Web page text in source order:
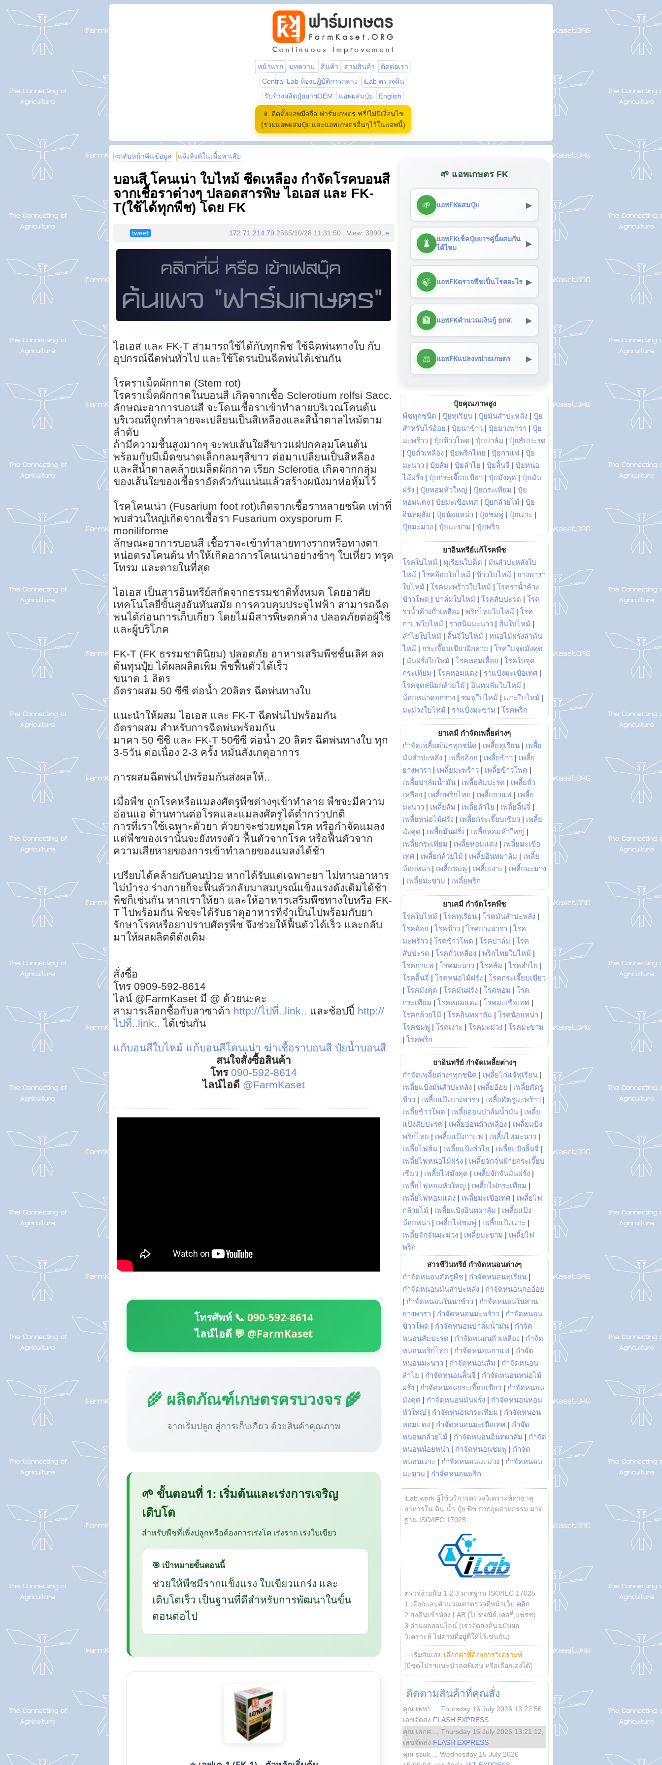
หน้าแรก บทความ สินค้า ตามสินค้า
ติดต่อเรา
Central Lab ห้องปฏิบัติการกลาง
iLab ตรวจดิน
รับจ้างผลิตปุ๋ยยาฯOEM
แอพผสมปุ๋ย English
📱 ติดตั้งแอพมือถือ ฟาร์มเกษตร ฟรี!ไม่มีเงื่อนไข
(รวมแอพผสมปุ๋ย และแอพเกษตรอื่นๆไว้ในแอพนี้)
<กลับหน้าค้นข้อมูล แจ้งลิงค์ในเนื้อหาเสีย
บอนสี โคนเน่า ใบไหม้ ซีดเหลือง กำจัดโรคบอนสี
จากเชื้อราต่างๆ ปลอดสารพิษ ไอเอส และ FK-
T(ใช้ได้ทุกพืช) โดย FK
tweet 172.71.214.79 2565/10/28 11:31:50 , View: 3990, e
ไอเอส และ FK-T สามารถใช้ได้กับทุกพืช ใช้ฉีดพ่นทางใบ กับ
อุปกรณ์ฉีดพ่นทั่วไป และใช้โดรนบินฉีดพ่นได้เช่นกัน
โรคราเม็ดผักกาด (Stem rot)
โรคราเม็ดผักกาดในบอนสี เกิดจากเชื้อ Sclerotium rolfsi Sacc.
ลักษณะอาการบอนสี จะโดนเชื้อราเข้าทำลายบริเวณโคนต้น
บริเวณที่ถูกทำลายจะเปลี่ยนเป็นสีเหลืองและสีน้ำตาลไหม้ตาม
ลำดับ
ถ้ามีความชื้นสูงมากๆ จะพบเส้นใยสีขาวแผ่ปกคลุมโคนต้น
พร้อมกับมีเม็ดขนาดเล็กกลมๆสีขาว ต่อมาเปลี่ยนเป็นสีหลือง
และสีน้ำตาลคล้ายเมล็ดผักกาด เรียก Sclerotia เกิดจากกลุ่ม
ของเส้นใยของเชื้อราอัดตัวกันแน่นแล้วสร้างผนังมาห่อหุ้มไว้
โรคโคนเน่า (Fusarium foot rot)เกิดจากเชื้อราหลายชนิด เท่าที่
พบส่วนใหญ่เกิดจากเชื้อรา Fusarium oxysporum F.
moniliforme
ลักษณะอาการบอนสี เชื้อราจะเข้าทำลายทางรากหรือทางตา
หน่อตรงโคนต้น ทำให้เกิดอาการโคนเน่าอย่างช้าๆ ใบเหี่ยว ทรุด
โทรม และตายในที่สุด
ไอเอส เป็นสารอินทรีย์สกัดจากธรรมชาติทั้งหมด โดยอาศัย
เทคโนโลยีขั้นสูงอันทันสมัย การควบคุมประจุไฟฟ้า สามารถฉีด
พ่นได้ก่อนการเก็บเกี่ยว โดยไม่มีสารพิษตกค้าง ปลอดภัยต่อผู้ใช้
และผู้บริโภค
FK-T (FK ธรรมชาตินิยม) ปลอดภัย อาหารเสริมพืชชั้นเลิศ ลด
ต้นทุนปุ๋ย ได้ผลผลิตเพิ่ม พืชฟื้นตัวได้เร็ว
ขนาด 1 ลิตร
อัตราผสม 50 ซีซี ต่อน้ำ 20ลิตร ฉีดพ่นทางใบ
แนะนำให้ผสม ไอเอส และ FK-T ฉีดพ่นไปพร้อมกัน
อัตราผสม สำหรับการฉีดพ่นพร้อมกัน
มาคา 50 ซีซี และ FK-T 50ซีซี ต่อน้ำ 20 ลิตร ฉีดพ่นทางใบ ทุก
3-5วัน ต่อเนื่อง 2-3 ครั้ง หมั่นสังเกตุอาการ
การผสมฉีดพ่นไปพร้อมกันส่งผลให้..
เมื่อพืช ถูกโรคหรือแมลงศัตรูพืชต่างๆเข้าทำลาย พืชจะมีความ
อ่อนแอ ต้านทานต่อโรคและแมลงศัตรูได้ต่ำกว่าปกติ
การที่เราใช้เฉพาะตัวยา ตัวยาจะช่วยหยุดโรค หรือกำจัดแมลง
แต่พืชของเรานั้นจะยังทรงตัว ฟื้นตัวจากโรค หรือฟื้นตัวจาก
ความเสียหายของการเข้าทำลายของแมลงได้ช้า
เปรียบได้คล้ายกับคนป่วย หากได้รับแต่เฉพาะยา ไม่ทานอาหาร
ไม่บำรุง ร่างกายก็จะฟื้นตัวกลับมาสมบูรณ์แข็งแรงดังเดิมได้ช้า
พืชก็เช่นกัน หากเราให้ยา และให้อาหารเสริมพืชทางใบหรือ FK-
T ไปพร้อมกัน พืชจะได้รับธาตุอาหารที่จำเป็นไปพร้อมกับยา
รักษาโรคหรือยาปราบศัตรูพืช จึงช่วยให้ฟื้นตัวได้เร็ว และกลับ
มาให้ผลผลิตดีดังเดิม
สั่งซื้อ
โทร 0909-592-8614
ไลน์ @FarmKaset มี @ ด้วยนะคะ
สามารเลือกซื้อกับลาซาด้า http://ไปที่..link.. และช้อปปี้ http://
ไปที่..link.. ได้เช่นกัน
แก้บอนสีใบไหม้ แก้บอนสีโคนเน่า ฆ่าเชื้อราบอนสี ปุ๋ยน้ำบอนสี
สนใจสั่งซื้อสินค้า
โทร 090-592-8614
ไลน์ไอดี @FarmKaset
โทรศัพท์ 📞 090-592-8614
ไลน์ไอดี 💬 @FarmKaset
🌾 ผลิตภัณฑ์เกษตรครบวงจร 🌾
จากเริ่มปลูก สู่การเก็บเกี่ยว ด้วยสินค้าคุณภาพ
🌱 ขั้นตอนที่ 1: เริ่มต้นและเร่งการเจริญ
เติบโต
สำหรับพืชที่เพิ่งปลูกหรือต้องการเร่งโต เร่งราก เร่งใบเขียว
🎯 เป้าหมายขั้นตอนนี้
ช่วยให้พืชมีรากแข็งแรง ใบเขียวแกร่ง และ
เติบโตเร็ว เป็นฐานที่ดีสำหรับการพัฒนาในขั้น
ตอนต่อไป
🌱 แอพเกษตร FK
🌱 แอพFKผสมปุ๋ย ▶
🐛
แอพFKเช็คปุ๋ยยาฯคู่นี้ผสมกัน
ได้ไหม
▶
🍃 แอพFKตรวจพืชเป็นโรคอะไร ▶
🏦 แอพFKคำนวณเงินกู้ ธกส. ▶
⚖️ แอพFKแปลงหน่วยเกษตร ▶
ปุ๋ยคุณภาพสูง
พืชทุกชนิด | ปุ๋ยทุเรียน | ปุ๋ยมันสำปะหลัง | ปุ๋ย
สำหรับไร่อ้อย | ปุ๋ยนาข้าว | ปุ๋ยยางพารา | ปุ๋ย
มะพร้าว | ปุ๋ยข้าวโพด | ปุ๋ยปาล์ม | ปุ๋ยสับปะรด
| ปุ๋ยถั่วเหลือง | ปุ๋ยพริกไทย | ปุ๋ยกาแฟ | ปุ๋ย
มะนาว | ปุ๋ยส้ม | ปุ๋ยลำไย | ปุ๋ยลิ้นจี่ | ปุ๋ยหน่อ
ไม้ฝรั่ง | ปุ๋ยกระเจี๊ยบเขียว | ปุ๋ยมังคุด | ปุ๋ยมัน
ฝรั่ง | ปุ๋ยหอมหัวใหญ่ | ปุ๋ยกระเทียม | ปุ๋ย
หอมแดง | ปุ๋ยมะเขือเทศ | ปุ๋ยกล้วยไม้ | ปุ๋ย
อินทผลัม | ปุ๋ยน้อยหน่า | ปุ๋ยชมพู่ | ปุ๋ยเงาะ |
ปุ๋ยมะม่วง | ปุ๋ยมะขาม | ปุ๋ยพริก
ยาอินทรีย์แก้โรคพืช
โรคใบไหม้ | ทุเรียนใบติด | มันสำปะหลังใบ
ไหม้ | โรคอ้อยใบไหม้ | ข้าวใบไหม้ | ยางพารา
ใบไหม้ | โรคมะพร้าวใบไหม้ | โรคราน้ำค้าง
ข้าวโพด | ปาล์มใบไหม้ | โรคสับปะรด | โรค
ราน้ำค้างถั่วเหลือง | พริกไทยใบไหม้ | โรค
กาแฟใบไหม้ | ราสนิมมะนาว | ส้มใบไหม้ |
ลำไยใบไหม้ | ลิ้นจี่ใบไหม้ | หน่อไม้ฝรั่งลำต้น
ไหม้ | กระเจี๊ยบเขียวฝักลาย | โรคใบจุดมังคุด
| มันฝรั่งใบใหม้ | โรคหอมเลื้อย | โรคใบจุด
กระเทียม | โรคหอมแดง | ราแป้งมะเขือเทศ |
โรคจุดสนิมกล้วยไม้ | อินทผลัมใบไหม้ |
น้อยหน่าดอกร่วง | ชมพู่ใบไหม้ | เงาะใบไหม้ |
มะม่วงใบไหม้ | ราแป้งมะขาม | โรคพริก
ยาเคมี กำจัดเพลี้ยต่างๆ
กำจัดเพลี้ยต่างๆทุกชนิด | เพลี้ยทุเรียน | เพลี้ย
มันสำปะหลัง | เพลี้ยอ้อย | เพลี้ยข้าว | เพลี้ย
ยางพารา | เพลี้ยมะพร้าว | เพลี้ยข้าวโพด |
เพลี้ยปาล์มน้ำมัน | เพลี้ยสับปะรด | เพลี้ยถั่ว
เหลือง | เพลี้ยพริกไทย | เพลี้ยกาแฟ | เพลี้ย
มะนาว | เพลี้ยส้ม | เพลี้ยลำไย | เพลี้ยลิ้นจี่ |
เพลี้ยหน่อไม้ฝรั่ง | เพลี้ยกระเจี๊ยบเขียว | เพลี้ย
มังคุด | เพลี้ยมันฝรั่ง | เพลี้ยหอมหัวใหญ่ |
เพลี้ยกระเทียม | เพลี้ยหอมแดง | เพลี้ยมะเขือ
เทศ | เพลี้ยกล้วยไม้ | เพลี้ยอินทผาลัม | เพลี้ย
น้อยหน่า | เพลี้ยชมพู่ | เพลี้ยเงาะ | เพลี้ยมะม่วง
| เพลี้ยมะขาม | เพลี้ยพริก
ยาเคมี กำจัดโรคพืช
โรคใบไหม้ | โรคทุเรียน | โรคมันสำปะหลัง |
โรคอ้อย | โรคข้าว | โรคยางพารา | โรค
มะพร้าว | โรคข้าวโพด | โรคปาล์ม | โรค
สับปะรด | โรคถั่วเหลือง | พริกไทยใบไหม้ |
โรคกาแฟ | โรคมะนาว | โรคส้ม | โรคลำไย |
โรคลิ้นจี่ | โรคหน่อไม้ฝรั่ง | โรคกระเจี๊ยบเขียว
| โรคมังคุด | โรคมันฝรั่ง | โรคหอม | โรค
กระเทียม | โรคหอมแดง | โรคมะเขือเทศ |
โรคกล้วยไม้ | โรคอินทผาลัม | โรคน้อยหน่า |
โรคชมพู่ | โรคเงาะ | โรคมะม่วง | โรคมะขาม
| โรคพริก
ยาอินทรีย์ กำจัดเพลี้ยต่างๆ
กำจัดเพลี้ยต่างๆทุกชนิด | เพลี้ยไก่แจ้ทุเรียน |
เพลี้ยแป้งมันสำปะหลัง | เพลี้ยอ้อย | เพลี้ยศัตรู
ข้าว | เพลี้ยแป้งยางพารา | เพลี้ยศัตรูมะพร้าว |
เพลี้ยข้าวโพด | เพลี้ยอ่อนปาล์มน้ำมัน | เพลี้ย
แป้งสับปะรด | เพลี้ยอ่อนถั่วเหลือง | เพลี้ยแป้ง
พริกไทย | เพลี้ยแป้งกาแฟ | เพลี้ยไฟมะนาว |
เพลี้ยไฟส้ม | เพลี้ยแป้งลำไย | เพลี้ยแป้งลิ้นจี่ |
เพลี้ยไฟหน่อไม้ฝรั่ง | เพลี้ยจักจั่นฝ้ายกระเจี๊ยบ
เขียว | เพลี้ยไฟมังคุด | เพลี้ยจักจั่นมันฝรั่ง |
เพลี้ยไฟหอมหัวใหญ่ | เพลี้ยไฟกระเทียม |
เพลี้ยไฟหอมแดง | เพลี้ยมะเขือเทศ | เพลี้ยไฟ
กล้วยไม้ | เพลี้ยแป้งอินทผาลัม | เพลี้ยแป้ง
น้อยหน่า | เพลี้ยไฟชมพู่ | เพลี้ยแป้งเงาะ |
เพลี้ยจักจั่นมะม่วง | เพลี้ยมะขาม | เพลี้ยไฟ
พริก
สารชีวินทรีย์ กำจัดหนอนต่างๆ
กำจัดหนอนศัตรูพืช | กำจัดหนอนทุเรียน |
กำจัดหนอนมันสำปะหลัง | กำจัดหนอนกออ้อย
| กำจัดหนอนในนาข้าว | กำจัดหนอนในสวน
ยางพารา | กำจัดหนอนมะพร้าว | กำจัดหนอน
ข้าวโพด | กำจัดหนอนปาล์มน้ำมัน | กำจัด
หนอนสับปะรด | กำจัดหนอนถั่วเหลือง | กำจัด
หนอนพริกไทย | กำจัดหนอนกาแฟ | กำจัด
หนอนมะนาว | กำจัดหนอนส้ม | กำจัดหนอน
ลำไย | กำจัดหนอนลิ้นจี่ | กำจัดหนอนหน่อไม้
ฝรั่ง | กำจัดหนอนกระเจี๊ยบเขียว | กำจัดหนอน
มังคุด | กำจัดหนอนมันฝรั่ง | กำจัดหนอนหอม
หัวใหญ่ | กำจัดหนอนกระเทียม | กำจัดหนอน
หอมแดง | กำจัดหนอนมะเขือเทศ | กำจัด
หนอนกล้วยไม้ | กำจัดหนอนอินทผาลัม | กำจัด
หนอนน้อยหน่า | กำจัดหนอนชมพู่ | กำจัด
หนอนเงาะ | กำจัดหนอนมะม่วง | กำจัดหนอน
มะขาม | กำจัดหนอนพริก
iLab.work ผู้ใช้บริการตรวจวิเคราะห์ค่าธาตุ
อาหารใน ดิน น้ำ ปุ๋ย พืช กากอุตสาหกรรม มาต
ฐาน ISO/IEC 17025
ตรวจง่ายนับ 1 2 3 มาตฐาน ISO/IEC 17025
1.เลือกและคำนวณค่าตรวจที่หน้าเว็บ คลิก
2.ส่งดินเข้าห้อง LAB (ไปรษณีย์,เคอรี่,แฟรช)
3.อ่านผลออนไลน์ (เราจัดส่งต้นฉบับผล
วิเคราะห์ ไปตามที่อยู่ที่ให้ไว้เช่นกัน)
→เริ่มกันเลย เลือกค่าที่ต้องการวิเคราะห์
[มีชุดโปรฯแนะนำลดพิเศษ หรือเลือกเองได้]
ติดตามสินค้าที่คุณสั่ง
คุณ เพทา... Thursday 16 July 2026 13:22:56
เลขจัดส่ง FLASH EXPRESS
คุณ เสกศ...
Thursday 16 July 2026 13:21:12
เลขจัดส่ง FLASH EXPRESS
คุณ ssuk...
Wednesday 15 July 2026